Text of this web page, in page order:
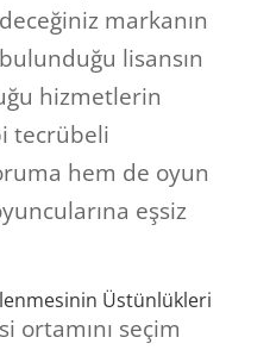
markanın
lisansın
hizmetlerin
tecrübeli
hem de oyun
eşsiz
Üstünlükleri
ortamını seçim